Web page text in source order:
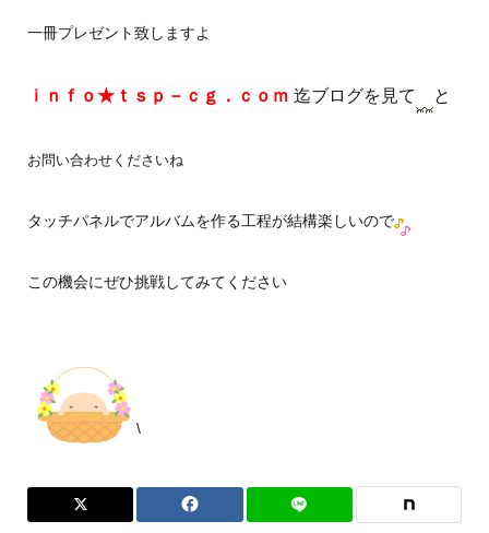
一冊プレゼント致しますよ
ｉｎｆｏ★ｔｓｐ－ｃｇ．ｃｏｍ 迄ブログを見て と
お問い合わせくださいね
タッチパネルでアルバムを作る工程が結構楽しいので
この機会にぜひ挑戦してみてください
\